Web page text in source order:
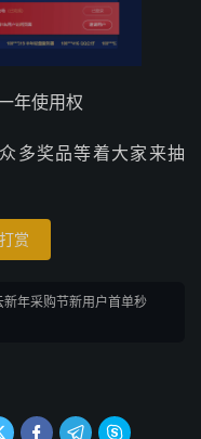
年使用权
多奖品等着大家来抽
打赏
新年采购节新用户首单秒
  